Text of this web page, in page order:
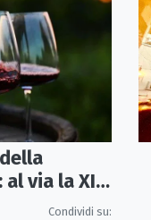
via la XII
VinoCondividi su: